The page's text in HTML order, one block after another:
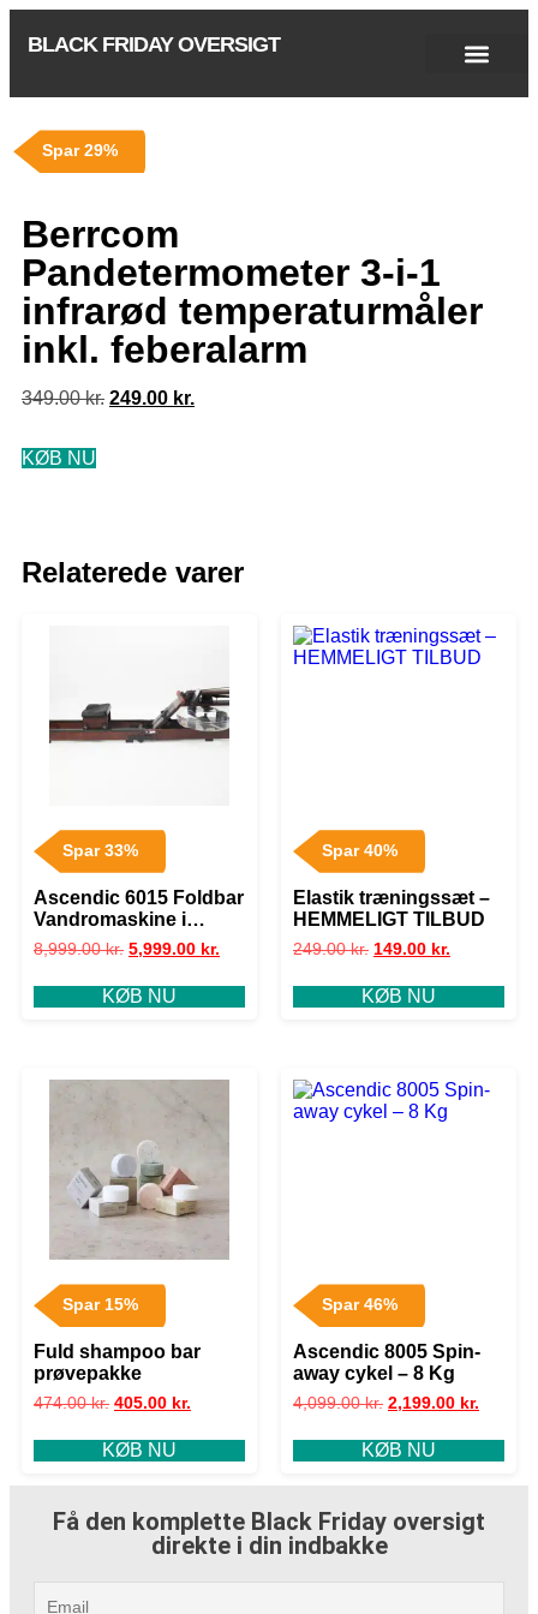
BLACK FRIDAY OVERSIGT
Spar 29%
Berrcom
Pandetermometer 3-i-1
infrarød temperaturmåler
inkl. feberalarm
349.00kr. 249.00 kr.
KØB NU
Relaterede varer
Spar 33%
Ascendic 6015 Foldbar
Vandromaskine i
Asketræ
8,999.00kr. 5,999.00 kr.
KØB NU
Spar 40%
Elastik træningssæt –
HEMMELIGT TILBUD
249.00kr. 149.00 kr.
KØB NU
Spar 15%
Fuld shampoo bar
prøvepakke
474.00kr. 405.00 kr.
KØB NU
Spar 46%
Ascendic 8005 Spin-
away cykel – 8 Kg
4,099.00kr. 2,199.00 kr.
KØB NU
Få den komplette Black Friday oversigt
direkte i din indbakke